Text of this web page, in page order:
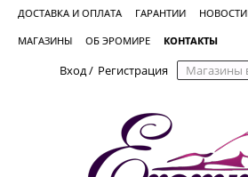
ДОСТАВКА И ОПЛАТА ГАРАНТИИ НОВОСТИ
МАГАЗИНЫ ОБ ЭРОМИРЕ КОНТАКТЫ
Вход/ Регистрация